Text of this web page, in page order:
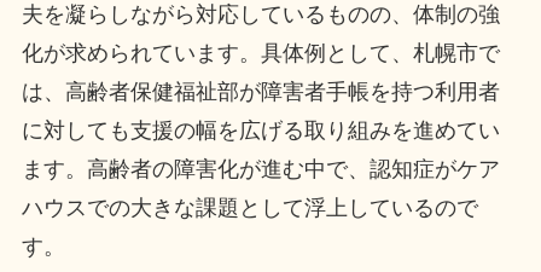
夫を凝らしながら対応しているものの、体制の強
化が求められています。具体例として、札幌市で
は、高齢者保健福祉部が障害者手帳を持つ利用者
に対しても支援の幅を広げる取り組みを進めてい
ます。高齢者の障害化が進む中で、認知症がケア
ハウスでの大きな課題として浮上しているので
す。